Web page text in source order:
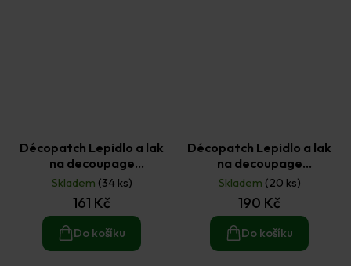
Décopatch Lepidlo a lak
na decoupage
Paperpatch lesklý 180 ml
Skladem (34 ks)
161 Kč
Do košíku
Décopatch Lepidlo a lak
na decoupage
Paperpatch lesklý 300 ml
Skladem (20 ks)
190 Kč
Do košíku